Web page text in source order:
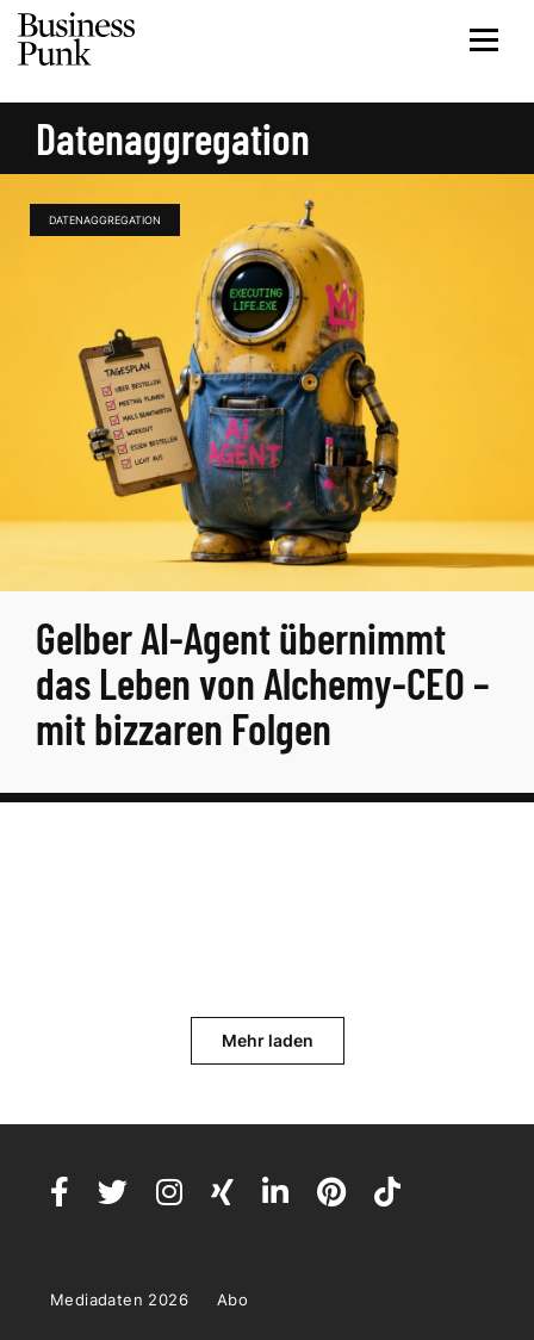
Datenaggregation
DATENAGGREGATION
Gelber AI-Agent übernimmt
das Leben von Alchemy-CEO –
mit bizzaren Folgen
Mehr laden
Mediadaten 2026 Abo